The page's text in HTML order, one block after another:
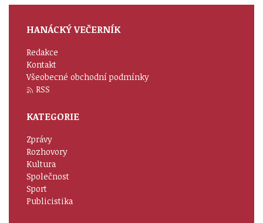
HANÁCKÝ VEČERNÍK
Redakce
Kontakt
Všeobecné obchodní podmínky
RSS
KATEGORIE
Zprávy
Rozhovory
Kultura
Společnost
Sport
Publicistika